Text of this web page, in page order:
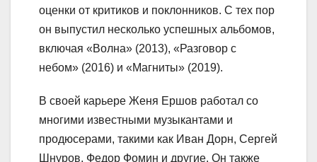
оценки от критиков и поклонников. С тех пор
он выпустил несколько успешных альбомов,
включая «Волна» (2013), «Разговор с
небом» (2016) и «Магниты» (2019).
В своей карьере Женя Ершов работал со
многими известными музыкантами и
продюсерами, такими как Иван Дорн, Сергей
Шнуров, Федор Фомин и другие. Он также